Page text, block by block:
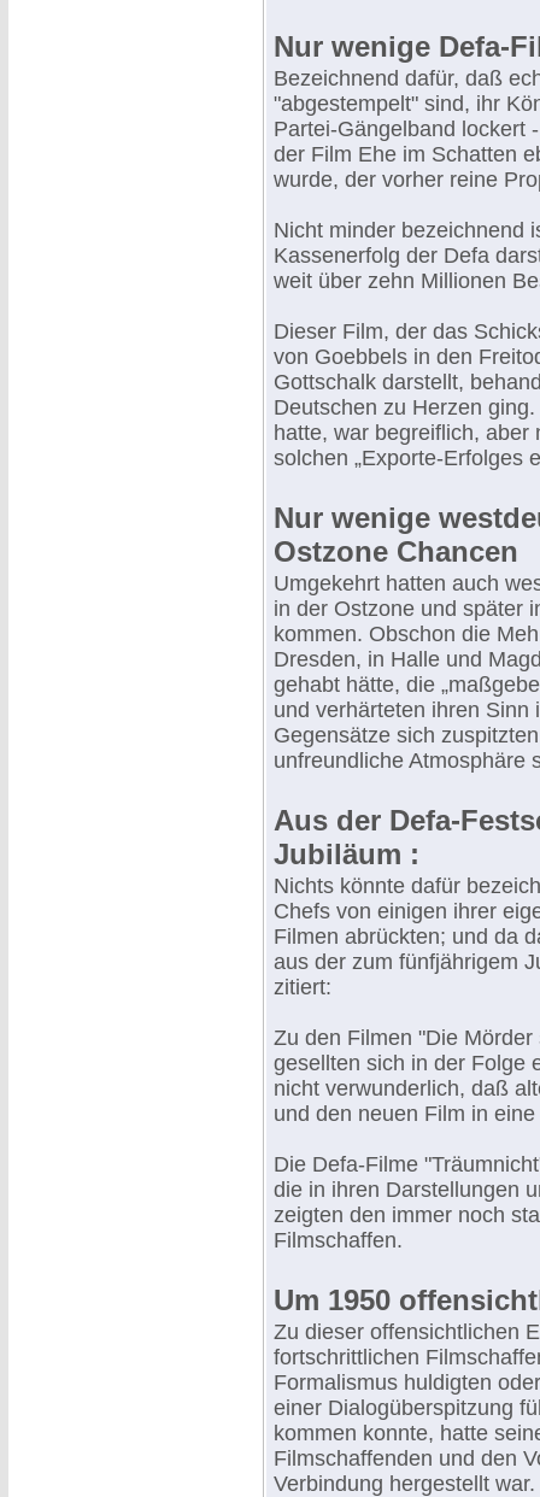
Nur wenige Defa-
Bezeichnend dafür, daß
"abgestempelt" sind, ihr
Partei-Gängelband lockert
der Film Ehe im Schatten
wurde, der vorher reine
Nicht minder bezeichnend
Kassenerfolg der Defa
weit über zehn Millionen
Dieser Film, der das
von Goebbels in den
Gottschalk darstellt,
Deutschen zu Herzen
hatte, war begreiflich,
solchen „Exporte-Erfolges
Nur wenige
Ostzone Chancen
Umgekehrt hatten auch
in der Ostzone und später
kommen. Obschon die
Dresden, in Halle und
gehabt hätte, die
und verhärteten ihren
Gegensätze sich
unfreundliche Atmosphäre
Aus der Defa-
Jubiläum :
Nichts könnte dafür
Chefs von einigen ihrer
Filmen abrückten; und da
aus der zum fünfjährigem
zitiert:
Zu den Filmen "Die
gesellten sich in der Folge
nicht verwunderlich, daß
und den neuen Film in
Die Defa-Filme
die in ihren Darstellungen
zeigten den immer noch
Filmschaffen.
Um 1950
Zu dieser offensichtlichen
fortschrittlichen
Formalismus huldigten
einer Dialogüberspitzung
kommen konnte, hatte
Filmschaffenden und den
Verbindung hergestellt war.